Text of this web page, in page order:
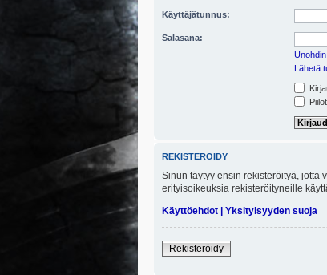
Käyttäjätunnus:
Salasana:
Lähetä
REKISTERÖIDY
Sinun täytyy ensin rekisteröityä, jotta
erityisoikeuksia rekisteröityneille
Käyttöehdot | Yksityisyyden suoja
Rekisteröidy